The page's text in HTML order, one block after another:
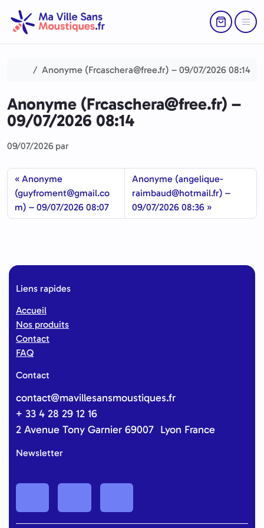
Return to
Menu
Accueil
Anonyme (Frcaschera@free.fr) – 09/07/2026 08:14
Anonyme (Frcaschera@free.fr) –
09/07/2026 08:14
09/07/2026 par
Anonyme
(guyfroment@gmail.co
m) – 09/07/2026 08:07
Anonyme (angelique-
raimbaud@hotmail.fr) –
09/07/2026 08:36
Liens rapides
Accueil
Nos produits
Contact
FAQ
Contact
contact@mavillesansmoustiques.fr
+ 33 4 28 29 12 16
2 Avenue Tony Garnier 69007 Lyon France
Newsletter